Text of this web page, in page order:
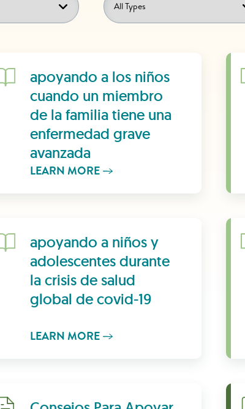
Learn Moreapoyando a los niños
cuando un miembro
de la familia tiene una
enfermedad grave
avanzada
LEARN MORE
Learn Moreapoyando a niños y
adolescentes durante
la crisis de salud
global de covid-19
LEARN MORE
Download